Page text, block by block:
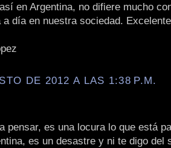
en Argentina, no difiere mucho
a día en nuestra sociedad.
DE 2012 A LAS 1:38 P.M.
pensar, es una locura lo que está
es un desastre y ni te digo del